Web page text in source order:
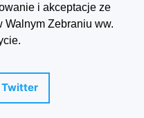
i akceptacje ze
Walnym Zebraniu ww.
Twitter